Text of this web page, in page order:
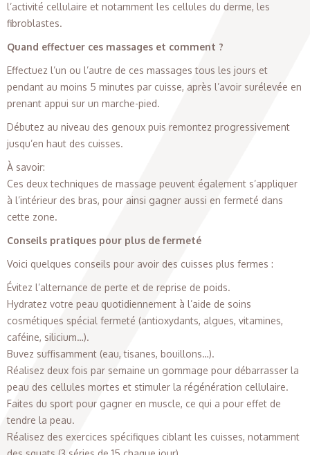
l’activité cellulaire et notamment les cellules du derme, les
fibroblastes.
Quand effectuer ces massages et comment ?
Effectuez l’un ou l’autre de ces massages tous les jours et
pendant au moins 5 minutes par cuisse, après l’avoir surélevée en
prenant appui sur un marche-pied.
Débutez au niveau des genoux puis remontez progressivement
jusqu’en haut des cuisses.
À savoir:
Ces deux techniques de massage peuvent également s’appliquer
à l’intérieur des bras, pour ainsi gagner aussi en fermeté dans
cette zone.
Conseils pratiques pour plus de fermeté
Voici quelques conseils pour avoir des cuisses plus fermes :
Évitez l’alternance de perte et de reprise de poids.
Hydratez votre peau quotidiennement à l’aide de soins
cosmétiques spécial fermeté (antioxydants, algues, vitamines,
caféine, silicium…).
Buvez suffisamment (eau, tisanes, bouillons…).
Réalisez deux fois par semaine un gommage pour débarrasser la
peau des cellules mortes et stimuler la régénération cellulaire.
Faites du sport pour gagner en muscle, ce qui a pour effet de
tendre la peau.
Réalisez des exercices spécifiques ciblant les cuisses, notamment